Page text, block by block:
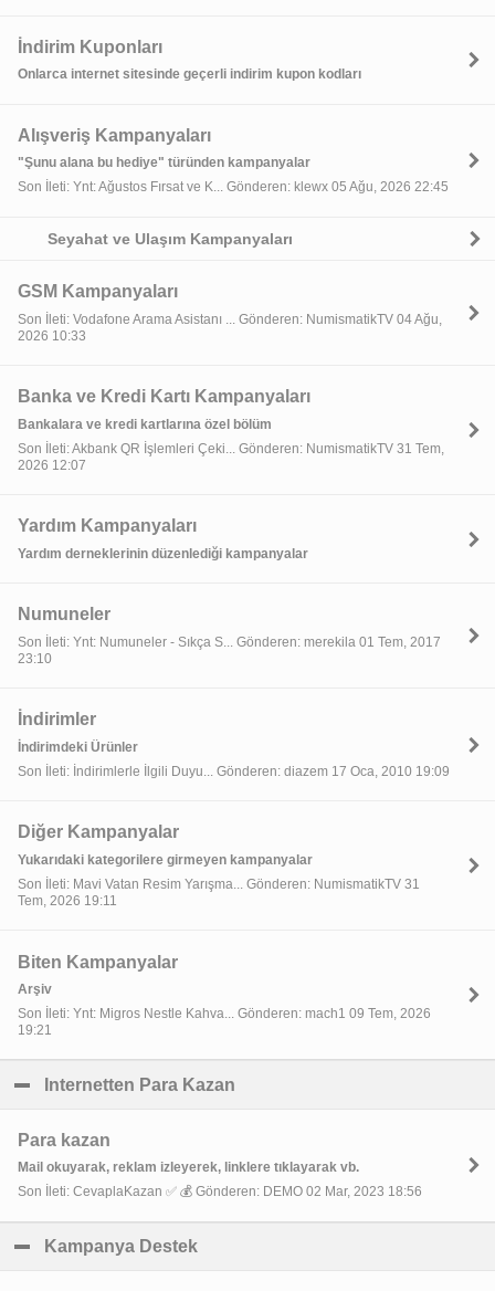
İndirim Kuponları
Onlarca internet sitesinde geçerli indirim kupon kodları
Alışveriş Kampanyaları
"Şunu alana bu hediye" türünden kampanyalar
Son İleti: Ynt: Ağustos Fırsat ve K... Gönderen: klewx 05 Ağu, 2026 22:45
Seyahat ve Ulaşım Kampanyaları
GSM Kampanyaları
Son İleti: Vodafone Arama Asistanı ... Gönderen: NumismatikTV 04 Ağu,
2026 10:33
Banka ve Kredi Kartı Kampanyaları
Bankalara ve kredi kartlarına özel bölüm
Son İleti: Akbank QR İşlemleri Çeki... Gönderen: NumismatikTV 31 Tem,
2026 12:07
Yardım Kampanyaları
Yardım derneklerinin düzenlediği kampanyalar
Numuneler
Son İleti: Ynt: Numuneler - Sıkça S... Gönderen: merekila 01 Tem, 2017
23:10
İndirimler
İndirimdeki Ürünler
Son İleti: İndirimlerle İlgili Duyu... Gönderen: diazem 17 Oca, 2010 19:09
Diğer Kampanyalar
Yukarıdaki kategorilere girmeyen kampanyalar
Son İleti: Mavi Vatan Resim Yarışma... Gönderen: NumismatikTV 31
Tem, 2026 19:11
Biten Kampanyalar
Arşiv
Son İleti: Ynt: Migros Nestle Kahva... Gönderen: mach1 09 Tem, 2026
19:21
Internetten Para Kazan
Para kazan
Mail okuyarak, reklam izleyerek, linklere tıklayarak vb.
Son İleti: CevaplaKazan ✅ 💰 Gönderen: DEMO 02 Mar, 2023 18:56
Kampanya Destek